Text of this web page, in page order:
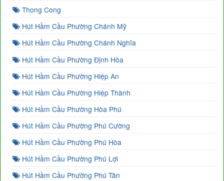
Thong Cong
Hút Hầm Cầu Phường Chánh Mỹ
Hút Hầm Cầu Phường Chánh Nghĩa
Hút Hầm Cầu Phường Định Hòa
Hút Hầm Cầu Phường Hiệp An
Hút Hầm Cầu Phường Hiệp Thành
Hút Hầm Cầu Phường Hòa Phú
Hút Hầm Cầu Phường Phú Cường
Hút Hầm Cầu Phường Phú Hòa
Hút Hầm Cầu Phường Phú Lợi
Hút Hầm Cầu Phường Phú Tân